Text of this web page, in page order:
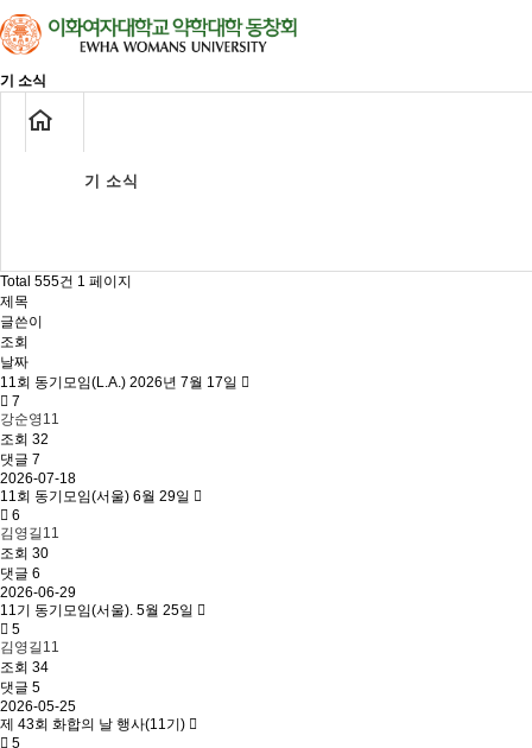
기 소식
기 소식
기 소식
Total 555건 1 페이지
제목
글쓴이
조회
날짜
11회 동기모임(L.A.) 2026년 7월 17일
7
강순영11
조회 32
댓글 7
2026-07-18
11회 동기모임(서울) 6월 29일
6
김영길11
조회 30
댓글 6
2026-06-29
11기 동기모임(서울). 5월 25일
5
김영길11
조회 34
댓글 5
2026-05-25
제 43회 화합의 날 행사(11기)
5